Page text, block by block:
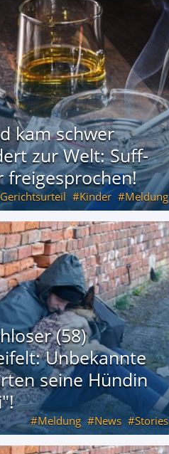
finanziellen Ruin!
kam schwer
zur Welt: Suff-
freigesprochen!
Gerichtsurteil Kinder Meldung
(58)
Unbekannte
seine Hündin
Meldung News Stories